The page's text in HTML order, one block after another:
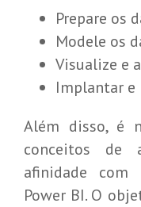
Prepare os
Modele os
Visualize e
Implantar e
Além disso, é
conceitos de
afinidade
Power BI. O